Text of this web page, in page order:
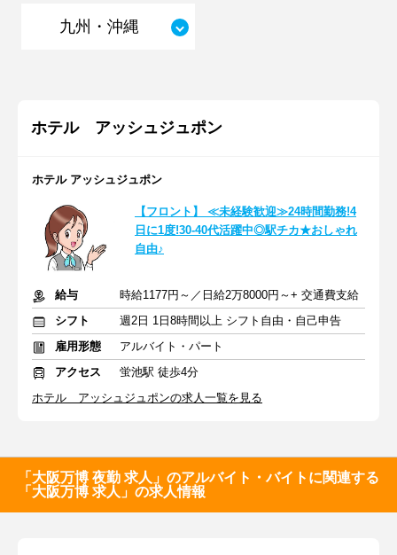
九州・沖縄
ホテル アッシュジュポン
ホテル アッシュジュポン
【フロント】 ≪未経験歓迎≫24時間勤務!4
日に1度!30-40代活躍中◎駅チカ★おしゃれ
自由♪
給与
時給1177円～／日給2万8000円～+ 交通費支給
シフト
週2日 1日8時間以上 シフト自由・自己申告
雇用形態
アルバイト・パート
アクセス
蛍池駅 徒歩4分
ホテル アッシュジュポンの求人一覧を見る
「大阪万博 夜勤 求人」のアルバイト・バイトに関連する
「大阪万博 求人」の求人情報